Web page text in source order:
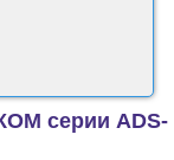
серии ADS-